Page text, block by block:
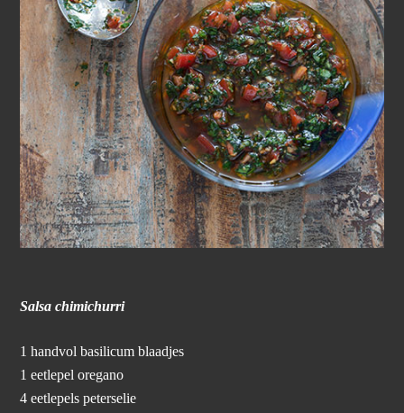
Salsa chimichurri
1 handvol basilicum blaadjes
1 eetlepel oregano
4 eetlepels peterselie